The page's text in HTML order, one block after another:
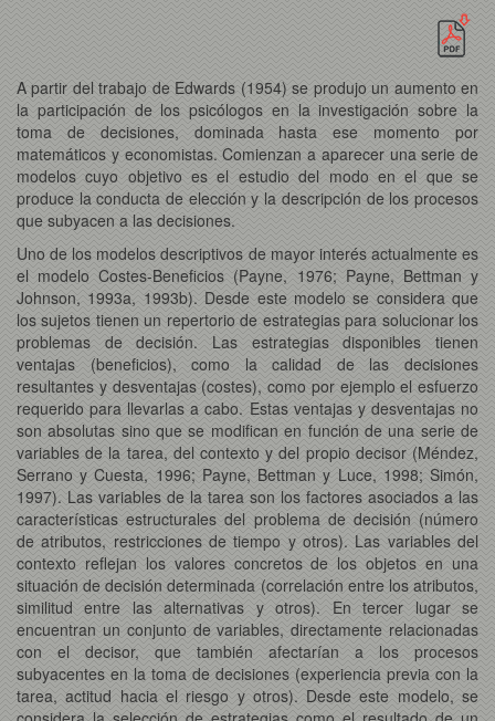
A partir del trabajo de Edwards (1954) se produjo un aumento en
la participación de los psicólogos en la investigación sobre la
toma de decisiones, dominada hasta ese momento por
matemáticos y economistas. Comienzan a aparecer una serie de
modelos cuyo objetivo es el estudio del modo en el que se
produce la conducta de elección y la descripción de los procesos
que subyacen a las decisiones.
Uno de los modelos descriptivos de mayor interés actualmente es
el modelo Costes-Beneficios (Payne, 1976; Payne, Bettman y
Johnson, 1993a, 1993b). Desde este modelo se considera que
los sujetos tienen un repertorio de estrategias para solucionar los
problemas de decisión. Las estrategias disponibles tienen
ventajas (beneficios), como la calidad de las decisiones
resultantes y desventajas (costes), como por ejemplo el esfuerzo
requerido para llevarlas a cabo. Estas ventajas y desventajas no
son absolutas sino que se modifican en función de una serie de
variables de la tarea, del contexto y del propio decisor (Méndez,
Serrano y Cuesta, 1996; Payne, Bettman y Luce, 1998; Simón,
1997). Las variables de la tarea son los factores asociados a las
características estructurales del problema de decisión (número
de atributos, restricciones de tiempo y otros). Las variables del
contexto reflejan los valores concretos de los objetos en una
situación de decisión determinada (correlación entre los atributos,
similitud entre las alternativas y otros). En tercer lugar se
encuentran un conjunto de variables, directamente relacionadas
con el decisor, que también afectarían a los procesos
subyacentes en la toma de decisiones (experiencia previa con la
tarea, actitud hacia el riesgo y otros). Desde este modelo, se